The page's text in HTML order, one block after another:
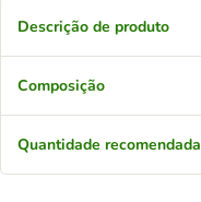
Descrição de produto
Composição
Quantidade recomendada